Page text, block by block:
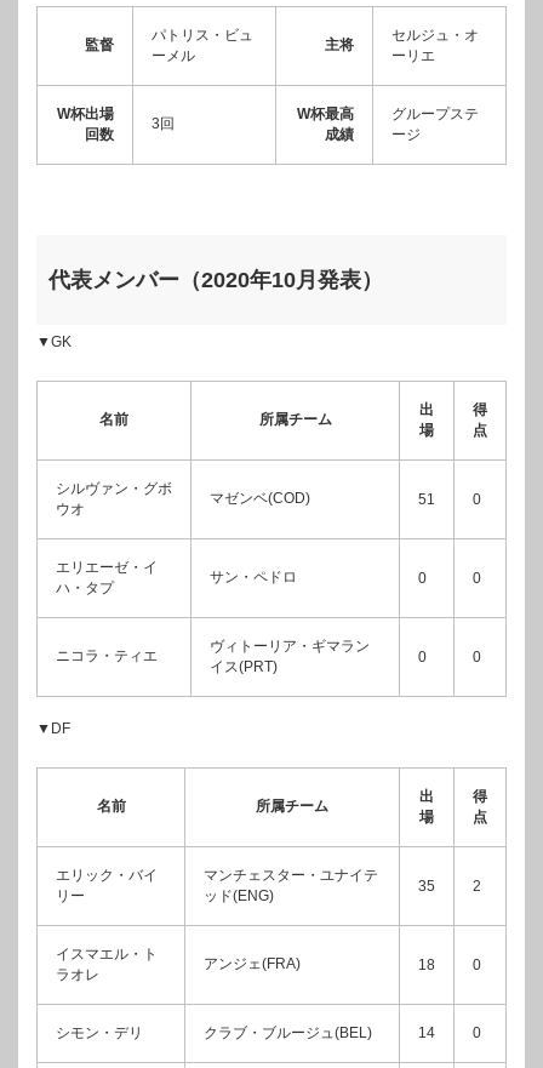
監督
パトリス・ビュ
ーメル
主将
セルジュ・オ
ーリエ
W杯出場
回数
3回
W杯最高
成績
グループステ
ージ
代表メンバー（2020年10月発表）
▼GK
名前 所属チーム
出
場
得
点
シルヴァン・グボ
ウオ
マゼンベ(COD) 51 0
エリエーゼ・イ
ハ・タプ
サン・ペドロ 0 0
ニコラ・ティエ
ヴィトーリア・ギマラン
イス(PRT)
0 0
▼DF
名前 所属チーム
出
場
得
点
エリック・バイ
リー
マンチェスター・ユナイテ
ッド(ENG)
35 2
イスマエル・ト
ラオレ
アンジェ(FRA) 18 0
シモン・デリ クラブ・ブルージュ(BEL) 14 0